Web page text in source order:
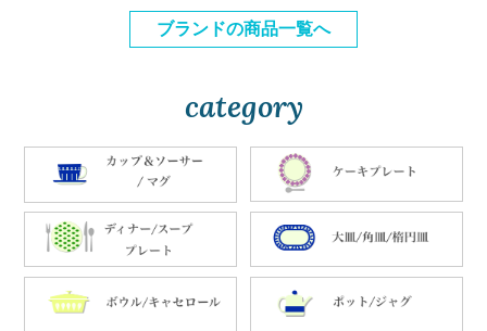
ブランドの商品一覧へ
category